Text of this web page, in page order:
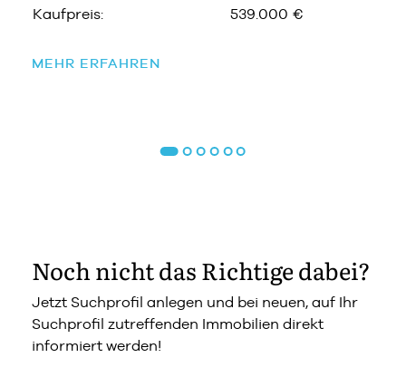
Kaufpreis:
539.000 €
MEHR ERFAHREN
Noch nicht das Richtige dabei?
Jetzt Suchprofil anlegen und bei neuen, auf Ihr
Suchprofil zutreffenden Immobilien direkt
informiert werden!